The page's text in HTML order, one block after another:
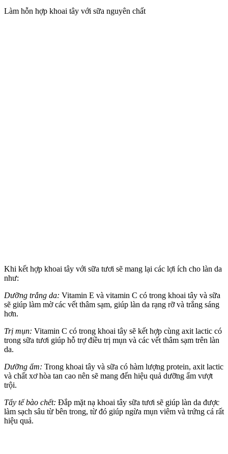
Làm hỗn hợp khoai tây với sữa nguyên chất
Khi kết hợp khoai tây với sữa tươi sẽ mang lại các lợi ích cho làn da
như:
Dưỡng trắng da: Vitamin E và vitamin C có trong khoai tây và sữa
sẽ giúp làm mờ các vết thâm sạm, giúp làn da rạng rỡ và trắng sáng
hơn.
Trị mụn: Vitamin C có trong khoai tây sẽ kết hợp cùng axit lactic có
trong sữa tươi giúp hỗ trợ điều trị mụn và các vết thâm sạm trên làn
da.
Dưỡng ẩm: Trong khoai tây và sữa có hàm lượng protein, axit lactic
và chất xơ hòa tan cao nên sẽ mang đến hiệu quả dưỡng ẩm vượt
trội.
Tẩy tế bào chết: Đắp mặt nạ khoai tây sữa tươi sẽ giúp làn da được
làm sạch sâu từ bên trong, từ đó giúp ngừa mụn viêm và trứng cá rất
hiệu quả.